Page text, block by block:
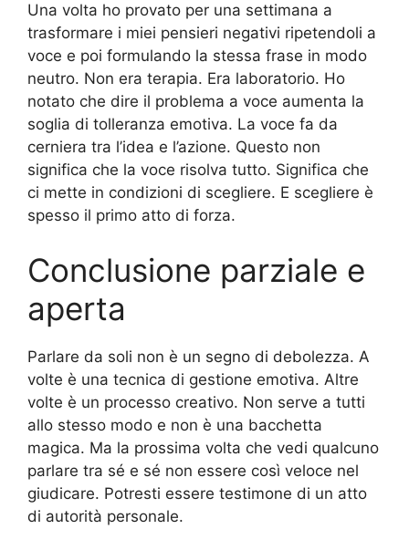
Una volta ho provato per una settimana a
trasformare i miei pensieri negativi ripetendoli a
voce e poi formulando la stessa frase in modo
neutro. Non era terapia. Era laboratorio. Ho
notato che dire il problema a voce aumenta la
soglia di tolleranza emotiva. La voce fa da
cerniera tra l’idea e l’azione. Questo non
significa che la voce risolva tutto. Significa che
ci mette in condizioni di scegliere. E scegliere è
spesso il primo atto di forza.
Conclusione parziale e
aperta
Parlare da soli non è un segno di debolezza. A
volte è una tecnica di gestione emotiva. Altre
volte è un processo creativo. Non serve a tutti
allo stesso modo e non è una bacchetta
magica. Ma la prossima volta che vedi qualcuno
parlare tra sé e sé non essere così veloce nel
giudicare. Potresti essere testimone di un atto
di autorità personale.